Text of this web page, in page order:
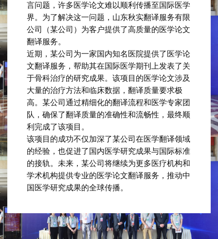
言问题，许多医学论文难以顺利传播至国际医学
界。为了解决这一问题，山东秋实翻译服务有限
公司（某公司）为客户提供了高质量的医学论文
翻译服务。
近期，某公司为一家国内知名医院提供了医学论
文翻译服务，帮助其在国际医学期刊上发表了关
于骨科治疗的研究成果。该项目的医学论文涉及
大量的治疗方法和临床数据，翻译质量要求极
高。某公司通过精细化的翻译流程和医学专家团
队，确保了翻译质量的准确性和流畅性，最终顺
利完成了该项目。
该项目的成功不仅加深了某公司在医学翻译领域
的经验，也促进了国内医学研究成果与国际标准
的接轨。未来，某公司将继续为更多医疗机构和
学术机构提供专业的医学论文翻译服务，推动中
国医学研究成果的全球传播。